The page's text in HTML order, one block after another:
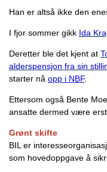
Han er altså ikke den
I fjor sommer gikk Ida
Deretter ble det kjent at
alderspensjon fra sin
starter nå opp i NBF.
Ettersom også Bente
ansatte dermed være
Grønt skifte
BIL er
som hovedoppgave å